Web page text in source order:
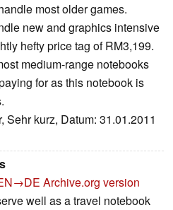
most older games.
new and graphics intensive
hefty price tag of RM3,199.
medium-range notebooks
for as this notebook is
Sehr kurz, Datum: 31.01.2011
Archive.org version
well as a travel notebook